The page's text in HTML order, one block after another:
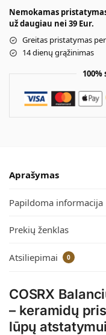
Nemokamas
už daugiau nei 39 Eur.
Greitas pristatymas
14 dienų grąžinimas
Aprašymas
Papildoma informacija
Prekių ženklas
Atsiliepimai 0
COSRX
– keramidų
lūpų atstatymui